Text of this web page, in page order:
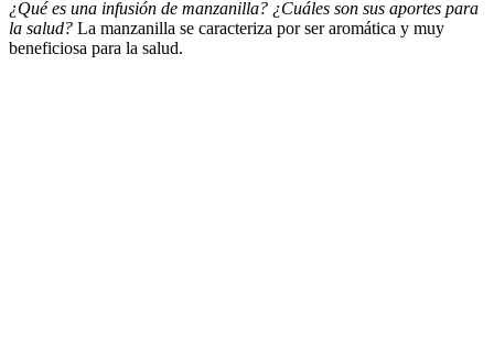
¿Qué es una infusión de manzanilla? ¿Cuáles son sus aportes para
la salud? La manzanilla se caracteriza por ser aromática y muy
beneficiosa para la salud.